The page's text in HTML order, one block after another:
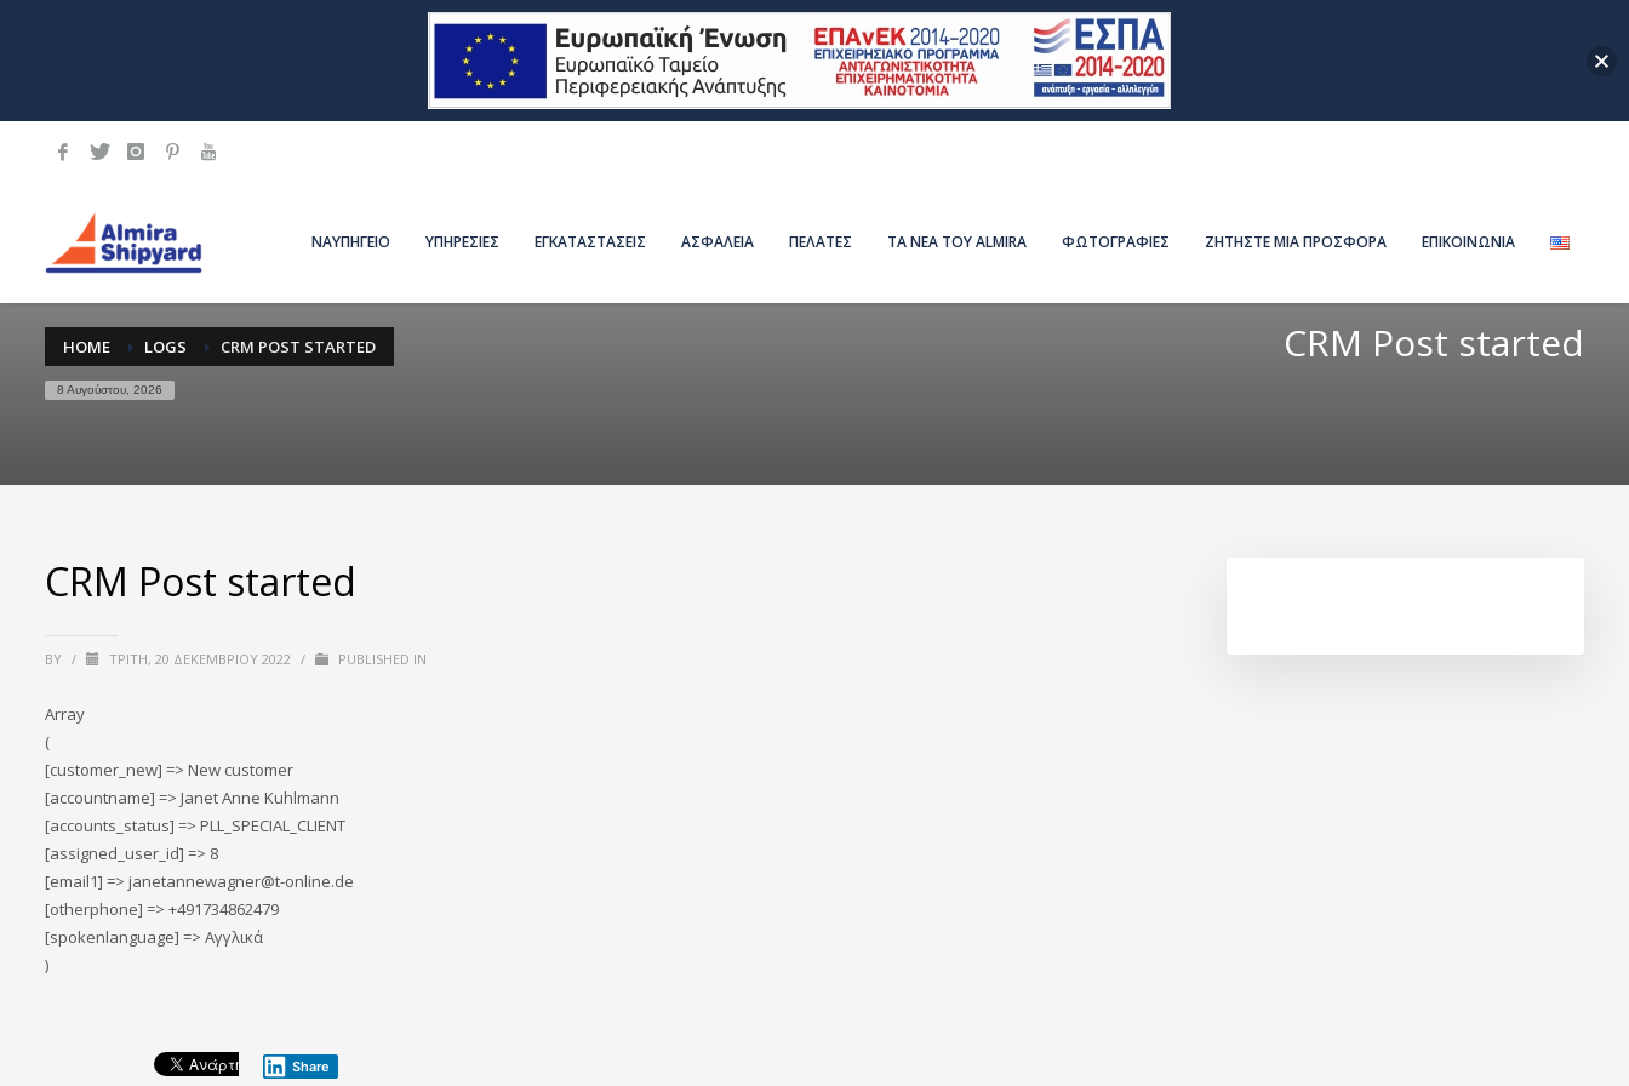
ΝΑΥΠΗΓΕΙΟ ΥΠΗΡΕΣΙΕΣ ΕΓΚΑΤΑΣΤΑΣΕΙΣ ΑΣΦΑΛΕΙΑ ΠΕΛΑΤΕΣ ΤΑ ΝΕΑ ΤΟΥ ALMIRA ΦΩΤΟΓΡΑΦΙΕΣ ΖΗΤΗΣΤΕ ΜΙΑ ΠΡΟΣΦΟΡΑ ΕΠΙΚΟΙΝΩΝΙΑ
HOME LOGS CRM POST STARTED
8 Αυγούστου, 2026
CRM Post started
CRM Post started
BY / ΤΡΊΤΗ, 20 ΔΕΚΕΜΒΡΊΟΥ 2022 / PUBLISHED IN
Array
(
[customer_new] => New customer
[accountname] => Janet Anne Kuhlmann
[accounts_status] => PLL_SPECIAL_CLIENT
[assigned_user_id] => 8
[email1] => janetannewagner@t-online.de
[otherphone] => +491734862479
[spokenlanguage] => Αγγλικά
)
Share